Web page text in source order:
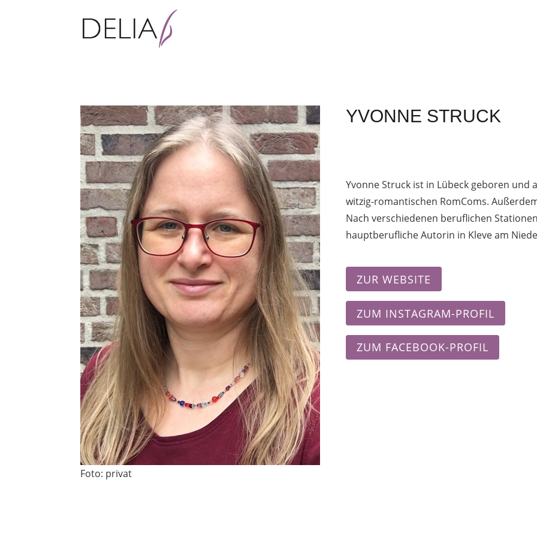
Foto: privat
YVONNE STRUCK
Yvonne Struck ist in Lübeck geboren und
witzig-romantischen RomComs.
Nach verschiedenen beruflichen
hauptberufliche Autorin in Kleve am
ZUR WEBSITE
ZUM INSTAGRAM-PROFIL
ZUM FACEBOOK-PROFIL